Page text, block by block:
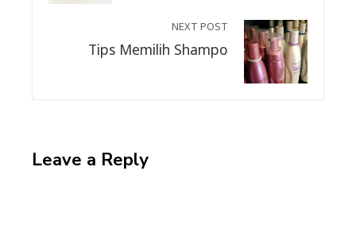
NEXT POST
Tips Memilih Shampo
Leave a Reply